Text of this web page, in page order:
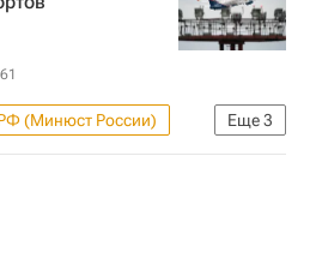
Еще3
(Минюст России)
Аэропорты